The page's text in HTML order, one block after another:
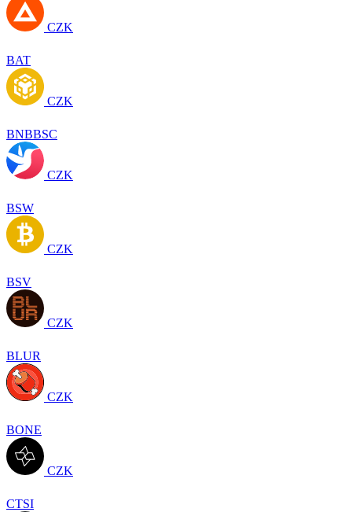
CZK
BAT
CZK
BNBBSC
CZK
BSW
CZK
BSV
CZK
BLUR
CZK
BONE
CZK
CTSI